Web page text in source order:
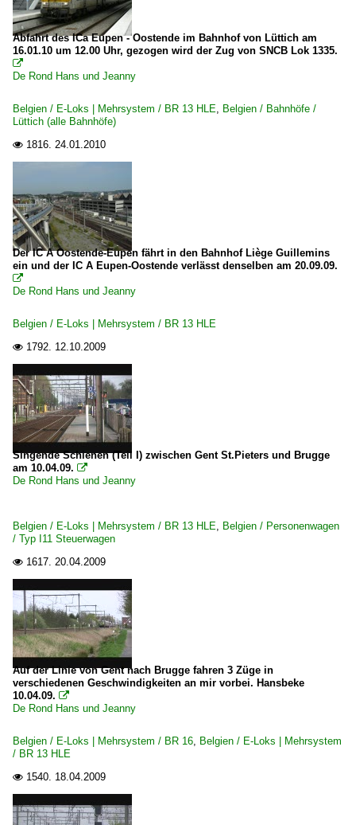
Abfahrt des ICa Eupen - Oostende im Bahnhof von Lüttich am
16.01.10 um 12.00 Uhr, gezogen wird der Zug von SNCB Lok 1335.

De Rond Hans und Jeanny
Belgien / E-Loks | Mehrsystem / BR 13 HLE, Belgien / Bahnhöfe /
Lüttich (alle Bahnhöfe)
 1816. 24.01.2010
Der IC A Oostende-Eupen fährt in den Bahnhof Liège Guillemins
ein und der IC A Eupen-Oostende verlässt denselben am 20.09.09.

De Rond Hans und Jeanny
Belgien / E-Loks | Mehrsystem / BR 13 HLE
 1792. 12.10.2009
Singende Schienen (Teil I) zwischen Gent St.Pieters und Brugge
am 10.04.09. 
De Rond Hans und Jeanny
Belgien / E-Loks | Mehrsystem / BR 13 HLE, Belgien / Personenwagen
/ Typ I11 Steuerwagen
 1617. 20.04.2009
Auf der Linie von Gent nach Brugge fahren 3 Züge in
verschiedenen Geschwindigkeiten an mir vorbei. Hansbeke
10.04.09. 
De Rond Hans und Jeanny
Belgien / E-Loks | Mehrsystem / BR 16, Belgien / E-Loks | Mehrsystem
/ BR 13 HLE
 1540. 18.04.2009